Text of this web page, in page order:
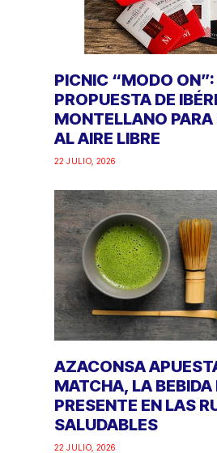
PICNIC “MODO
PROPUESTA DE
MONTELLANO PARA
AL AIRE LIBRE
22 JULIO, 2026
AZACONSA
MATCHA, LA
PRESENTE EN LAS
SALUDABLES
22 JULIO, 2026